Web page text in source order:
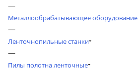
—
Металлообрабатывающее оборудование
—
Ленточнопильные станки
—
Пилы полотна ленточные